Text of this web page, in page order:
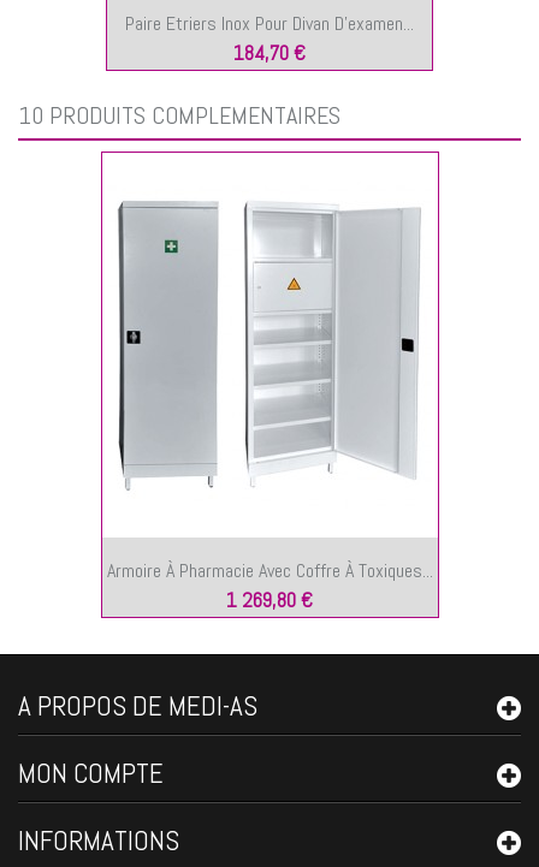
Paire Etriers Inox Pour Divan D'examen...
184,70 €
10 PRODUITS COMPLÉMENTAIRES
Armoire À Pharmacie Avec Coffre À Toxiques...
1 269,80 €
A PROPOS DE MEDI-AS
MON COMPTE
INFORMATIONS